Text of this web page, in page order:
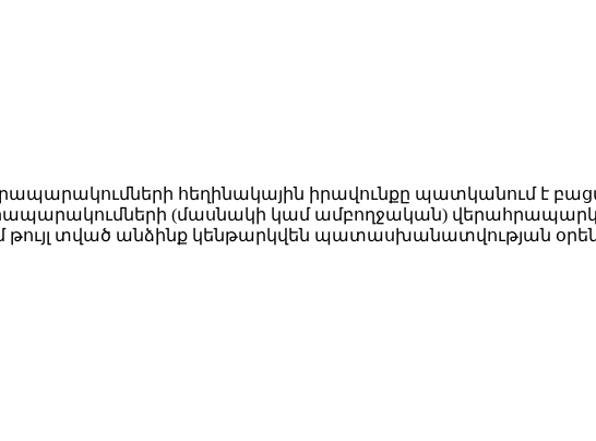
հեղինակային իրավունքը պատկանում է
հրապարակումների (մասնակի կամ ամբողջական)
թույլ տված անձինք կենթարկվեն պատասխանատվության